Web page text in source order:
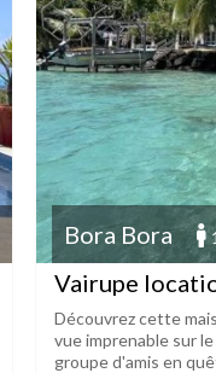
Bora Bora
Vairupe
Découvrez cette
vue imprenable sur
groupe d'amis en